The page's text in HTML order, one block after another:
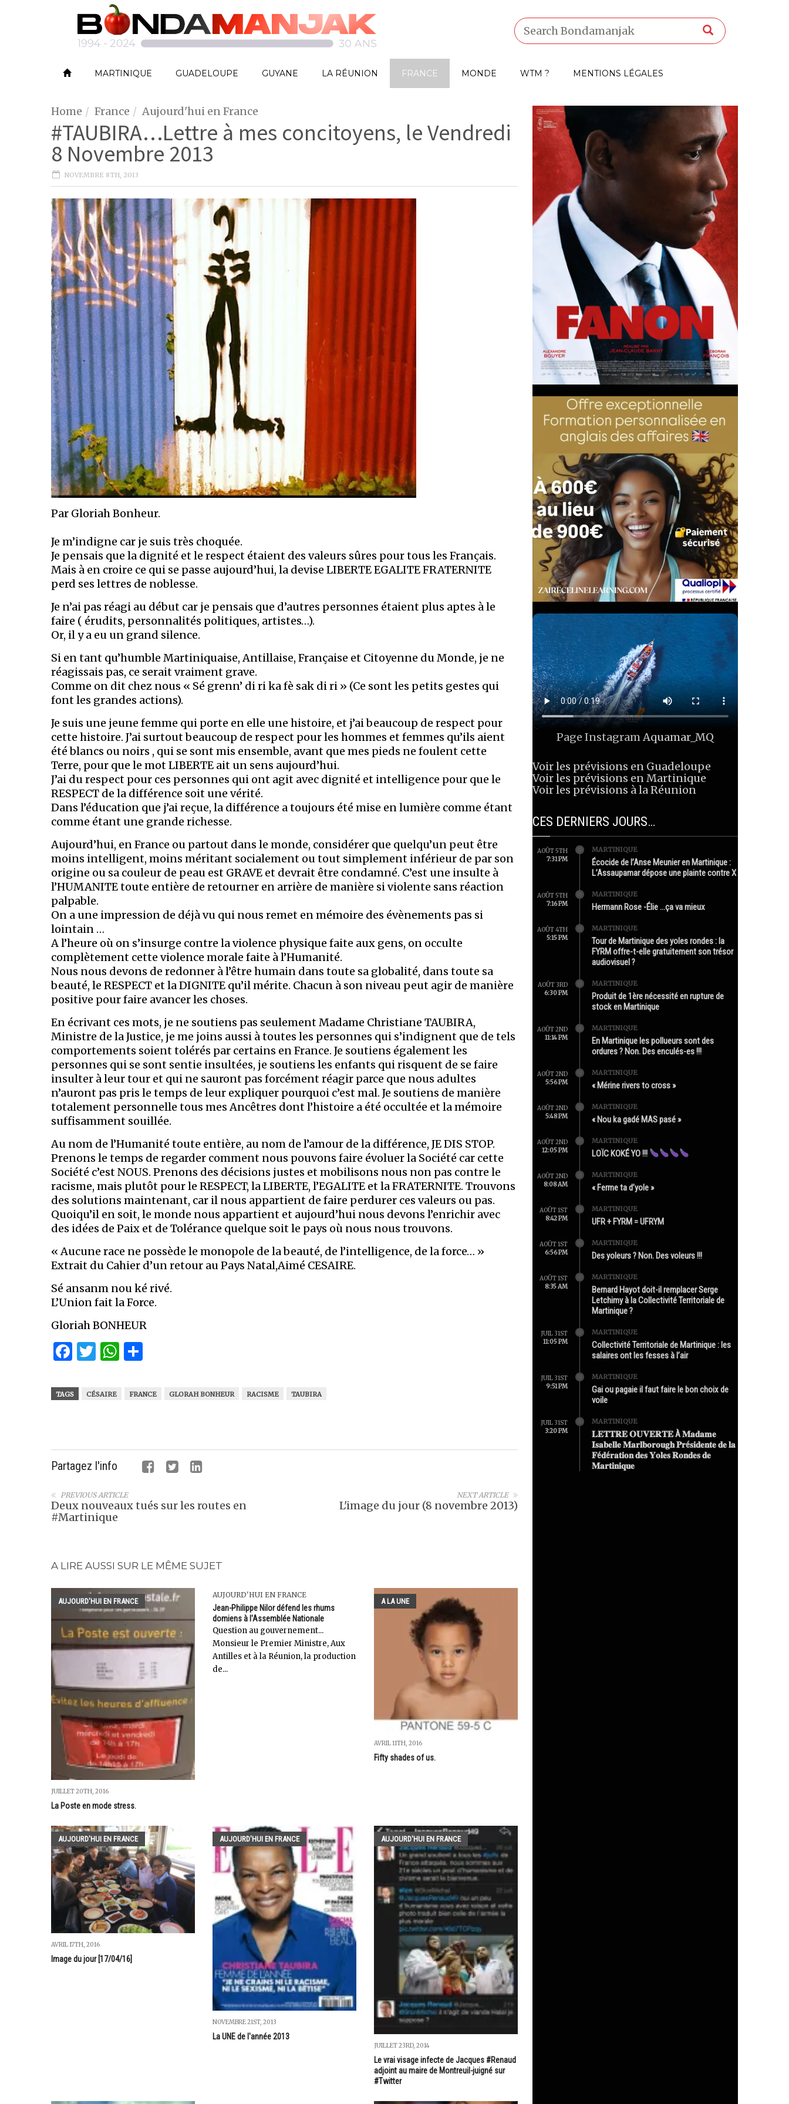
MARTINIQUE GUADELOUPE GUYANE LA RÉUNION FRANCE MONDE WTM ? MENTIONS LÉGALES
Home France Aujourd'hui en France
#TAUBIRA…Lettre à mes concitoyens, le Vendredi
8 Novembre 2013
NOVEMBRE 8TH, 2013
Par Gloriah Bonheur.
Je m’indigne car je suis très choquée.
Je pensais que la dignité et le respect étaient des valeurs sûres pour tous les Français.
Mais à en croire ce qui se passe aujourd’hui, la devise LIBERTE EGALITE FRATERNITE
perd ses lettres de noblesse.
Je n’ai pas réagi au début car je pensais que d’autres personnes étaient plus aptes à le
faire ( érudits, personnalités politiques, artistes…).
Or, il y a eu un grand silence.
Si en tant qu’humble Martiniquaise, Antillaise, Française et Citoyenne du Monde, je ne
réagissais pas, ce serait vraiment grave.
Comme on dit chez nous « Sé grenn’ di ri ka fè sak di ri » (Ce sont les petits gestes qui
font les grandes actions).
Je suis une jeune femme qui porte en elle une histoire, et j’ai beaucoup de respect pour
cette histoire. J’ai surtout beaucoup de respect pour les hommes et femmes qu’ils aient
été blancs ou noirs , qui se sont mis ensemble, avant que mes pieds ne foulent cette
Terre, pour que le mot LIBERTE ait un sens aujourd’hui.
J’ai du respect pour ces personnes qui ont agit avec dignité et intelligence pour que le
RESPECT de la différence soit une vérité.
Dans l’éducation que j’ai reçue, la différence a toujours été mise en lumière comme étant
comme étant une grande richesse.
Aujourd’hui, en France ou partout dans le monde, considérer que quelqu’un peut être
moins intelligent, moins méritant socialement ou tout simplement inférieur de par son
origine ou sa couleur de peau est GRAVE et devrait être condamné. C’est une insulte à
l’HUMANITE toute entière de retourner en arrière de manière si violente sans réaction
palpable.
On a une impression de déjà vu qui nous remet en mémoire des évènements pas si
lointain …
A l’heure où on s’insurge contre la violence physique faite aux gens, on occulte
complètement cette violence morale faite à l’Humanité.
Nous nous devons de redonner à l’être humain dans toute sa globalité, dans toute sa
beauté, le RESPECT et la DIGNITE qu’il mérite. Chacun à son niveau peut agir de manière
positive pour faire avancer les choses.
En écrivant ces mots, je ne soutiens pas seulement Madame Christiane TAUBIRA,
Ministre de la Justice, je me joins aussi à toutes les personnes qui s’indignent que de tels
comportements soient tolérés par certains en France. Je soutiens également les
personnes qui se sont sentie insultées, je soutiens les enfants qui risquent de se faire
insulter à leur tour et qui ne sauront pas forcément réagir parce que nous adultes
n’auront pas pris le temps de leur expliquer pourquoi c’est mal. Je soutiens de manière
totalement personnelle tous mes Ancêtres dont l’histoire a été occultée et la mémoire
suffisamment souillée.
Au nom de l’Humanité toute entière, au nom de l’amour de la différence, JE DIS STOP.
Prenons le temps de regarder comment nous pouvons faire évoluer la Société car cette
Société c’est NOUS. Prenons des décisions justes et mobilisons nous non pas contre le
racisme, mais plutôt pour le RESPECT, la LIBERTE, l’EGALITE et la FRATERNITE. Trouvons
des solutions maintenant, car il nous appartient de faire perdurer ces valeurs ou pas.
Quoiqu’il en soit, le monde nous appartient et aujourd’hui nous devons l’enrichir avec
des idées de Paix et de Tolérance quelque soit le pays où nous nous trouvons.
« Aucune race ne possède le monopole de la beauté, de l’intelligence, de la force… »
Extrait du Cahier d’un retour au Pays Natal,Aimé CESAIRE.
Sé ansanm nou ké rivé.
L’Union fait la Force.
Gloriah BONHEUR
Facebook
Twitter
WhatsApp
TAGS CÉSAIRE FRANCE GLORAH BONHEUR RACISME TAUBIRA
Partagez l'info
NEXT ARTICLE
L'image du jour (8 novembre 2013)
PREVIOUS ARTICLE
Deux nouveaux tués sur les routes en
#Martinique
A LIRE AUSSI SUR LE MÊME SUJET
AUJOURD'HUI EN FRANCE
JUILLET 20TH, 2016
La Poste en mode stress.
AUJOURD'HUI EN FRANCE
Jean-Philippe Nilor défend les rhums
domiens à l'Assemblée Nationale
Question au gouvernement...
Monsieur le Premier Ministre, Aux
Antilles et à la Réunion, la production
de...
A LA UNE
AVRIL 11TH, 2016
Fifty shades of us.
AUJOURD'HUI EN FRANCE
AVRIL 17TH, 2016
Image du jour [17/04/16]
AUJOURD'HUI EN FRANCE
NOVEMBRE 21ST, 2013
La UNE de l'année 2013
AUJOURD'HUI EN FRANCE
JUILLET 23RD, 2014
Le vrai visage infecte de Jacques #Renaud
adjoint au maire de Montreuil-juigné sur
#Twitter
Page InstagramAquamar_MQ
Voir les prévisions en Guadeloupe
Voir les prévisions en Martinique
Voir les prévisions à la Réunion
CES DERNIERS JOURS…
AOÛT 5TH
7:31 PM
MARTINIQUE
Écocide de l’Anse Meunier en Martinique :
L’Assaupamar dépose une plainte contre X
AOÛT 5TH
7:16 PM
MARTINIQUE
Hermann Rose -Élie …ça va mieux
AOÛT 4TH
5:15 PM
MARTINIQUE
Tour de Martinique des yoles rondes : la
FYRM offre-t-elle gratuitement son trésor
audiovisuel ?
AOÛT 3RD
6:30 PM
MARTINIQUE
Produit de 1ère nécessité en rupture de
stock en Martinique
AOÛT 2ND
11:14 PM
MARTINIQUE
En Martinique les pollueurs sont des
ordures ? Non. Des enculés-es !!!
AOÛT 2ND
5:56 PM
MARTINIQUE
« Mérine rivers to cross »
AOÛT 2ND
5:48 PM
MARTINIQUE
« Nou ka gadé MAS pasé »
AOÛT 2ND
12:05 PM
MARTINIQUE
LOÏC KOKÉ YO !!!
AOÛT 2ND
8:08 AM
MARTINIQUE
« Ferme ta d’yole »
AOÛT 1ST
8:42 PM
MARTINIQUE
UFR + FYRM = UFRYM
AOÛT 1ST
6:56 PM
MARTINIQUE
Des yoleurs ? Non. Des voleurs !!!
AOÛT 1ST
8:35 AM
MARTINIQUE
Bernard Hayot doit-il remplacer Serge
Letchimy à la Collectivité Territoriale de
Martinique ?
JUIL 31ST
11:05 PM
MARTINIQUE
Collectivité Territoriale de Martinique : les
salaires ont les fesses à l’air
JUIL 31ST
9:51 PM
MARTINIQUE
Gai ou pagaie il faut faire le bon choix de
voile
JUIL 31ST
3:20 PM
MARTINIQUE
𝐋𝐄𝐓𝐓𝐑𝐄 𝐎𝐔𝐕𝐄𝐑𝐓𝐄 À 𝐌𝐚𝐝𝐚𝐦𝐞
𝐈𝐬𝐚𝐛𝐞𝐥𝐥𝐞 𝐌𝐚𝐫𝐥𝐛𝐨𝐫𝐨𝐮𝐠𝐡 𝐏𝐫é𝐬𝐢𝐝𝐞𝐧𝐭𝐞 𝐝𝐞 𝐥𝐚
𝐅é𝐝é𝐫𝐚𝐭𝐢𝐨𝐧 𝐝𝐞𝐬 𝐘𝐨𝐥𝐞𝐬 𝐑𝐨𝐧𝐝𝐞𝐬 𝐝𝐞
𝐌𝐚𝐫𝐭𝐢𝐧𝐢𝐪𝐮𝐞